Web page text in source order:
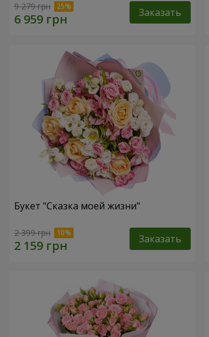
9 279 грн Заказать
Букет "Сказка моей жизни"
2 399 грн Заказать